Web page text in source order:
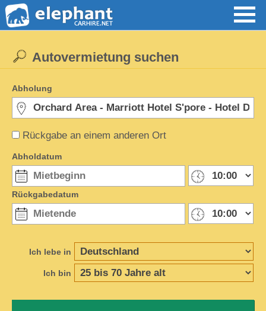
Rückgabe an einem anderen Ort
Autovermietung suchen
Abholung
Abholdatum
Rückgabedatum
Ich lebe in
Ich bin